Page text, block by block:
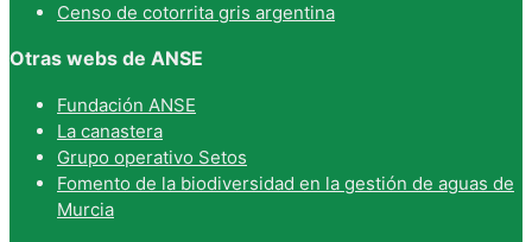
Censo de cotorrita gris argentina
Otras webs de ANSE
Fundación ANSE
La canastera
Grupo operativo Setos
Fomento de la biodiversidad en la gestión de aguas de
Murcia